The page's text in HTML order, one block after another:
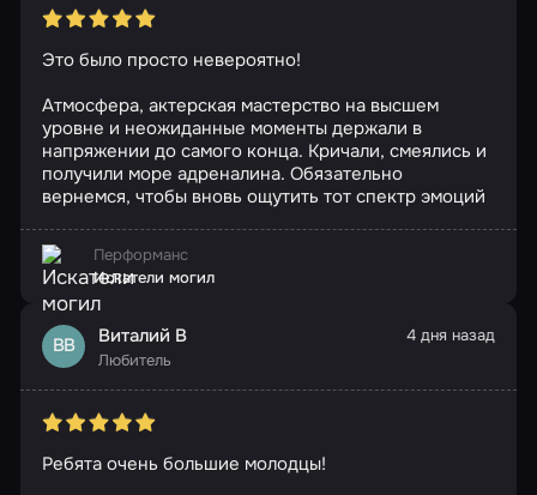
Это было просто невероятно!
Атмосфера, актерская мастерство на высшем
уровне и неожиданные моменты держали в
напряжении до самого конца. Кричали, смеялись и
получили море адреналина. Обязательно
вернемся, чтобы вновь ощутить тот спектр эмоций
Перформанс
Искатели могил
ВВ Виталий В
Любитель
4 дня назад
Ребята очень большие молодцы!